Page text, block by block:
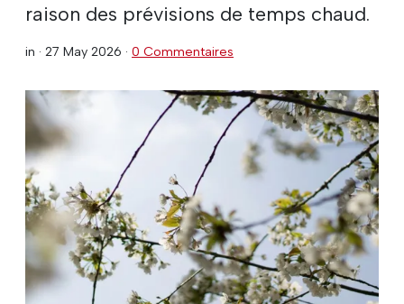
raison des prévisions de temps chaud.
in · 27 May 2026 · 0 Commentaires